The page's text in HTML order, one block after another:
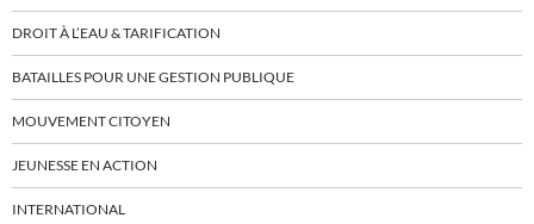
DROIT À L’EAU & TARIFICATION
BATAILLES POUR UNE GESTION PUBLIQUE
MOUVEMENT CITOYEN
JEUNESSE EN ACTION
INTERNATIONAL